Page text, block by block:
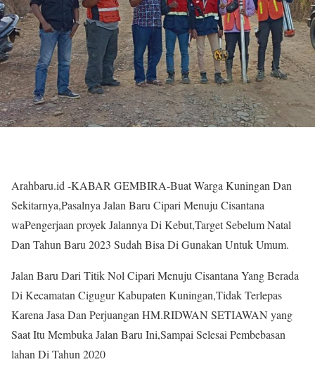
Arahbaru.id -KABAR GEMBIRA-Buat Warga Kuningan Dan
Sekitarnya,Pasalnya Jalan Baru Cipari Menuju Cisantana
waPengerjaan proyek Jalannya Di Kebut,Target Sebelum Natal
Dan Tahun Baru 2023 Sudah Bisa Di Gunakan Untuk Umum.
Jalan Baru Dari Titik Nol Cipari Menuju Cisantana Yang Berada
Di Kecamatan Cigugur Kabupaten Kuningan,Tidak Terlepas
Karena Jasa Dan Perjuangan HM.RIDWAN SETIAWAN yang
Saat Itu Membuka Jalan Baru Ini,Sampai Selesai Pembebasan
lahan Di Tahun 2020